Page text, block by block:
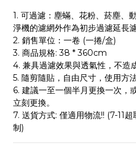
1. 可過濾：塵蟎、花粉、菸塵、
淨機的濾網外作為初步過濾延長濾
2. 銷售單位：一卷 (一捲/盒)
3. 商品規格: 38 * 360cm
4. 兼具過濾效果與透氣性，不造
5. 隨剪隨貼，自由尺寸，使用方
6. 建議一至一個半月更換一次，
立刻更換。
7. 送貨方式: 僅適用物流!! (7-11
制)